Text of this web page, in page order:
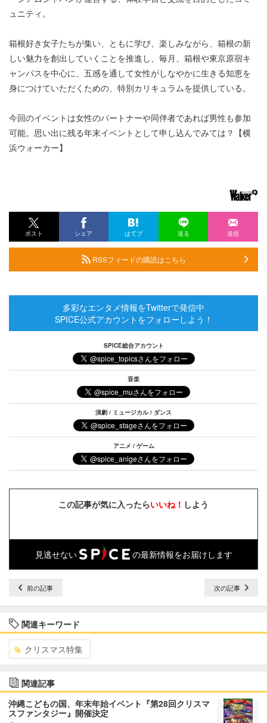
ュニティ。
箱根好き女子たちが集い、ともに学び、楽しみながら、箱根の新
しい魅力を創出していくことを推進し、毎月、箱根や東京原宿キ
ャンパスを中心に、五感を通して女性がしなやかに生きる知恵を
身につけていただくための、特別カリキュラムを提供している。
今回のイベントは女性のパートナーや同伴者であれば男性も参加
可能。思い出に残る年末イベントとして申し込んでみては？【横
浜ウォーカー】
ポスト シェア はてブ 送る 送信
RSSフィードの購読はこちら
多彩なエンタメ情報をTwitterで発信中
SPICE公式アカウントをフォローしよう！
SPICE総合アカウント
音楽
演劇 / ミュージカル / ダンス
アニメ / ゲーム
この記事が気に入ったらいいね！ しよう
見逃せない の最新情報をお届けします
前の記事 次の記事
関連キーワード
クリスマス特集
関連記事
沖縄こどもの国、年末年始イベント『第28回クリスマ
スファンタジー』開催決定